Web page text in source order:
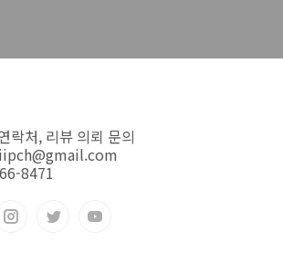
락처, 리뷰 의뢰 문의
8471